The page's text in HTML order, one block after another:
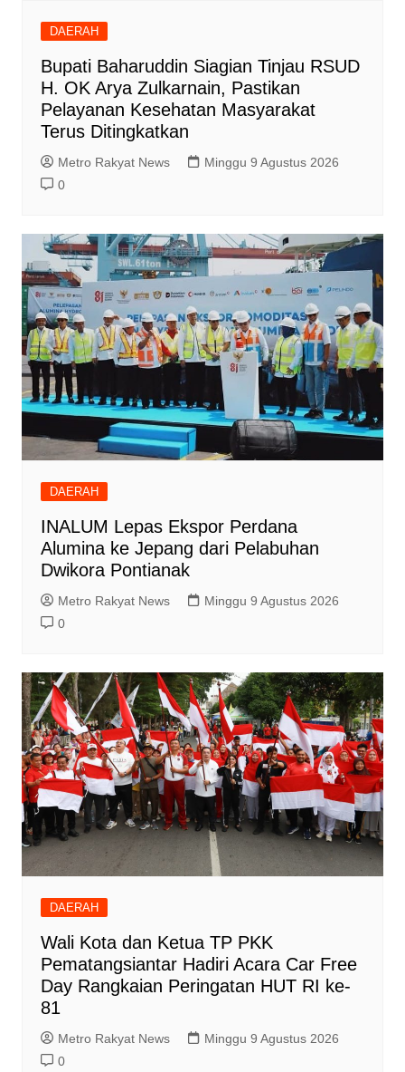
DAERAH
Bupati Baharuddin Siagian Tinjau RSUD
H. OK Arya Zulkarnain, Pastikan
Pelayanan Kesehatan Masyarakat
Terus Ditingkatkan
Metro Rakyat News
Minggu 9 Agustus 2026
0
DAERAH
INALUM Lepas Ekspor Perdana
Alumina ke Jepang dari Pelabuhan
Dwikora Pontianak
Metro Rakyat News
Minggu 9 Agustus 2026
0
DAERAH
Wali Kota dan Ketua TP PKK
Pematangsiantar Hadiri Acara Car Free
Day Rangkaian Peringatan HUT RI ke-
81
Metro Rakyat News
Minggu 9 Agustus 2026
0